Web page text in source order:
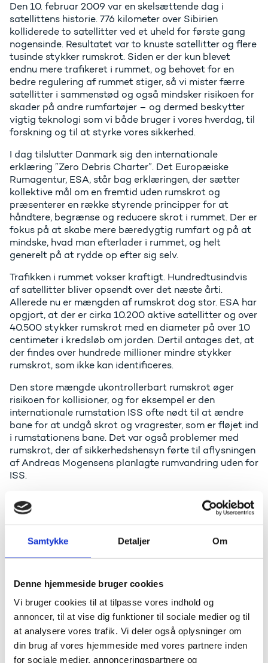
Samtykke Detaljer Om
Denne hjemmeside bruger cookies
Vi bruger cookies til at tilpasse vores indhold og
annoncer, til at vise dig funktioner til sociale medier og til
at analysere vores trafik. Vi deler også oplysninger om
din brug af vores hjemmeside med vores partnere inden
for sociale medier, annonceringspartnere og
Den 10. februar 2009 var en skelsættende dag i
satellittens historie. 776 kilometer over Sibirien
kolliderede to satellitter ved et uheld for første gang
nogensinde. Resultatet var to knuste satellitter og flere
tusinde stykker rumskrot. Siden er der kun blevet
endnu mere trafikeret i rummet, og behovet for en
bedre regulering af rummet stiger, så vi mister færre
satellitter i sammenstød og også mindsker risikoen for
skader på andre rumfartøjer – og dermed beskytter
vigtig teknologi som vi både bruger i vores hverdag, til
forskning og til at styrke vores sikkerhed.
I dag tilslutter Danmark sig den internationale
erklæring ”Zero Debris Charter”. Det Europæiske
Rumagentur, ESA, står bag erklæringen, der sætter
kollektive mål om en fremtid uden rumskrot og
præsenterer en række styrende principper for at
håndtere, begrænse og reducere skrot i rummet. Der er
fokus på at skabe mere bæredygtig rumfart og på at
mindske, hvad man efterlader i rummet, og helt
generelt på at rydde op efter sig selv.
Trafikken i rummet vokser kraftigt. Hundredtusindvis
af satellitter bliver opsendt over det næste årti.
Allerede nu er mængden af rumskrot dog stor. ESA har
opgjort, at der er cirka 10.200 aktive satellitter og over
40.500 stykker rumskrot med en diameter på over 10
centimeter i kredsløb om jorden. Dertil antages det, at
der findes over hundrede millioner mindre stykker
rumskrot, som ikke kan identificeres.
Den store mængde ukontrollerbart rumskrot øger
risikoen for kollisioner, og for eksempel er den
internationale rumstation ISS ofte nødt til at ændre
bane for at undgå skrot og vragrester, som er fløjet ind
i rumstationens bane. Det var også problemer med
rumskrot, der af sikkerhedshensyn førte til aflysningen
af Andreas Mogensens planlagte rumvandring uden for
ISS.
Allerede i dag stilles der krav om, at alle satellitter skal
kunne bringes ud af kredsløb efter endt mission. I
nuværende dansk lovgivning er der krav om, at dette
gøres inden for 25 år. ESA har en ambition om, at de
europæiske rumaktiviteter skal ske helt uden at skabe
nyt rumskrot inden 2030.
Uddannelses- og
forskningsminister Christina
Egelund siger:
- Vi er nødt til at udvise den samme ansvarlighed i